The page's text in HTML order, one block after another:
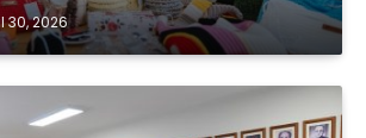
30, 2026